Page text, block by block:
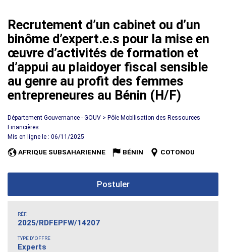
Recrutement d’un cabinet ou d’un
binôme d’expert.e.s pour la mise en
œuvre d’activités de formation et
d’appui au plaidoyer fiscal sensible
au genre au profit des femmes
entrepreneures au Bénin (H/F)
Département Gouvernance - GOUV > Pôle Mobilisation des Ressources
Financières
Mis en ligne le : 06/11/2025
AFRIQUE SUBSAHARIENNE BÉNIN COTONOU
Postuler
RÉF.
2025/RDFEPFW/14207
TYPE D'OFFRE
Experts